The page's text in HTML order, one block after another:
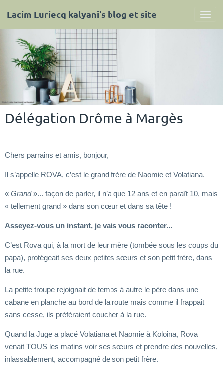
Lacim Luriecq kalyani's blog et site
Délégation Drôme à Margès
Chers parrains et amis, bonjour,
Il s’appelle ROVA, c’est le grand frère de Naomie et Volatiana.
« Grand»... façon de parler, il n’a que 12 ans et en paraît 10, mais
« tellement grand » dans son cœur et dans sa tête !
Asseyez-vous un instant, je vais vous raconter...
C’est Rova qui, à la mort de leur mère (tombée sous les coups du
papa), protégeait ses deux petites sœurs et son petit frère, dans
la rue.
La petite troupe rejoignait de temps à autre le père dans une
cabane en planche au bord de la route mais comme il frappait
sans cesse, ils préféraient coucher à la rue.
Quand la Juge a placé Volatiana et Naomie à Koloina, Rova
venait TOUS les matins voir ses sœurs et prendre des nouvelles,
inlassablement, accompagné de son petit frère.